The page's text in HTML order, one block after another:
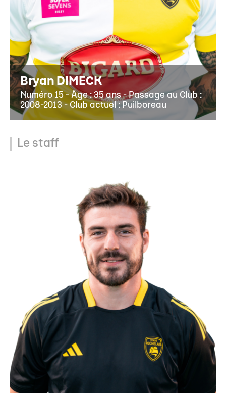
Bryan DIMECK
Numéro 15 - Âge : 35 ans - Passage au Club :
2008-2013 - Club actuel : Puilboreau
Le staff